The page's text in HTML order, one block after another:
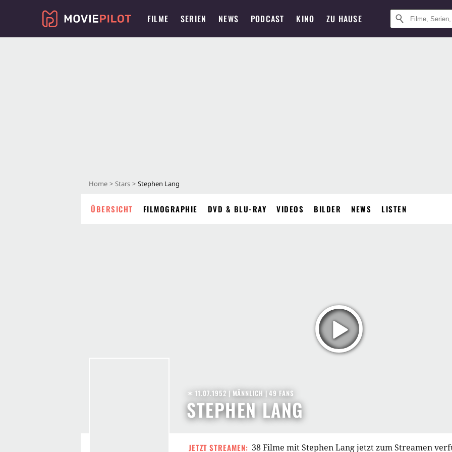
FILME SERIEN NEWS PODCAST KINO ZU HAUSE
Home Stars Stephen Lang
ÜBERSICHT FILMOGRAPHIE DVD & BLU-RAY VIDEOS BILDER NEWS LISTEN
STEPHEN LANG
✶ 11.07.1952 | MÄNNLICH | 49 FANS
JETZT STREAMEN: 38 Filme mit Stephen Lang jetzt zum Streamen